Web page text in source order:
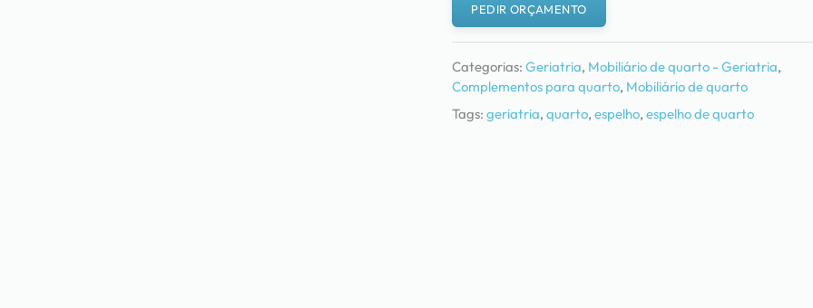
PEDIR ORÇAMENTO
Categorias: Geriatria, Mobiliário de quarto - Geriatria,
Complementos para quarto, Mobiliário de quarto
Tags: geriatria, quarto, espelho, espelho de quarto